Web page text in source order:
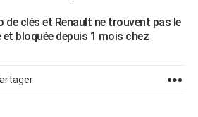
de clés et Renault ne trouvent pas le
bloquée depuis 1 mois chez